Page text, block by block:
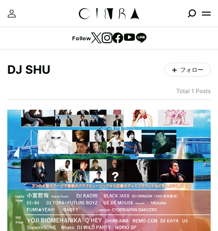
Follow
DJ SHU フォロー
Total 1 Posts